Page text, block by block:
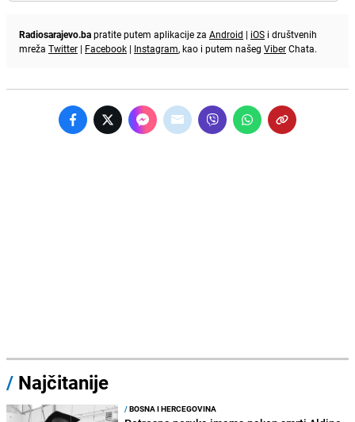
Radiosarajevo.bapratite putem aplikacije za Android | iOS i društvenih
mreža Twitter | Facebook | Instagram, kao i putem našeg ViberChata.
/ Najčitanije
/BOSNA I HERCEGOVINA